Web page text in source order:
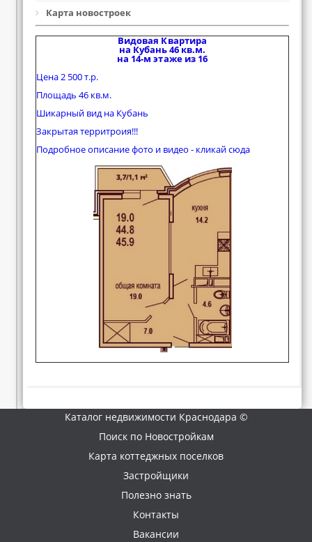
Карта новостроек
Видовая Квартира
на Кубань 46 кв.м.
на 14-м этаже из 16
Цена 2 500 т.р.
Площадь 46 кв.м.
Шикарный вид на Кубань
Закрытая территроия!!!
Подробное описание фото и видео - кликай сюда
Каталог недвижимости Краснодара ©
Поиск по Новостройкам
Карта коттеджных поселков
Застройщики
Полезно знать
Контакты
Вакансии